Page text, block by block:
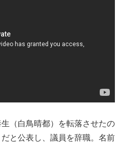
（白鳥晴都）を転落させたの
と公表し、議員を辞職。名前